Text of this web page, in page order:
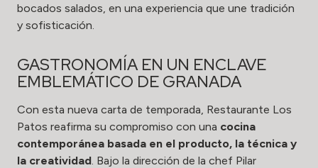
bocados salados, en una experiencia que une tradición
y sofisticación.
GASTRONOMÍA EN UN ENCLAVE
EMBLEMÁTICO DE GRANADA
Con esta nueva carta de temporada, Restaurante Los
Patos reafirma su compromiso con una cocina
contemporánea basada en el producto, la técnica y
la creatividad . Bajo la dirección de la chef Pilar